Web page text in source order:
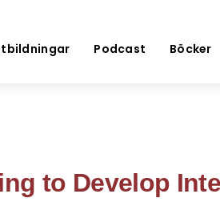
Podcast Böcker
to Develop